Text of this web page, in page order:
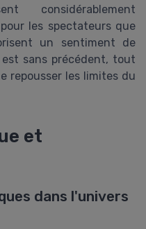
considérablement
les spectateurs que
un sentiment de
sans précédent, tout
repousser les limites du
et
dans l'univers